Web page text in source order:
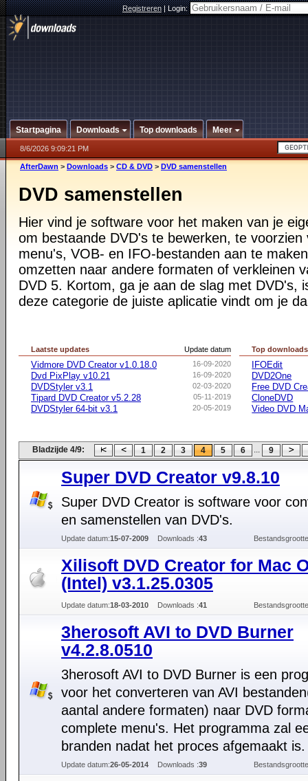
Registreren|Login:
Startpagina Downloads Top downloads Meer
8/6/2026 9:09:21 PM
AfterDawn > Downloads > CD & DVD > DVD samenstellen
DVD samenstellen
Hier vind je software voor het maken van je
om bestaande DVD's te bewerken, te voorzien
menu's, VOB- en IFO-bestanden aan te
omzetten naar andere formaten of verkleinen
DVD 5. Kortom, ga je aan de slag met DVD's,
deze categorie de juiste aplicatie vindt om je
Update datum
Laatste updates
16-09-2020
Vidmore DVD Creator v1.0.18.0
16-09-2020
Dvd PixPlay v10.21
02-03-2020
DVDStyler v3.1
05-11-2019
Tipard DVD Creator v5.2.28
20-05-2019
DVDStyler 64-bit v3.1
Top downloads
IFOEdit
DVD2One
Free DVD
CloneDVD
Video DVD
Bladzijde 4/9: 1 2 3 4 5 6 ... 9
Super DVD Creator v9.8.10
Super DVD Creator is software voor
en samenstellen van DVD's.
Update datum:15-07-2009 Downloads :43
Xilisoft DVD Creator for Mac
(Intel) v3.1.25.0305
Update datum:18-03-2010 Downloads :41
3herosoft AVI to DVD Burner
v4.2.8.0510
3herosoft AVI to DVD Burner is een
voor het converteren van AVI
aantal andere formaten) naar DVD
complete menu's. Het programma zal
branden nadat het proces afgemaakt is.
Update datum:26-05-2014 Downloads :39